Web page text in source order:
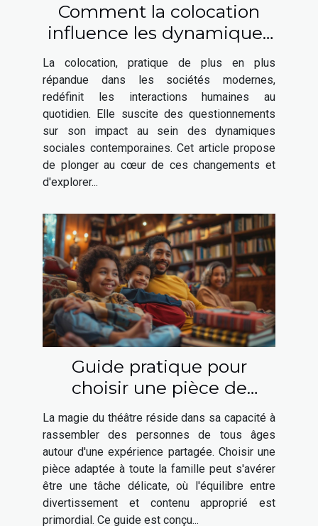
Comment la colocation
influence les dynamiques
sociales contemporaines
La colocation, pratique de plus en plus
répandue dans les sociétés modernes,
redéfinit les interactions humaines au
quotidien. Elle suscite des questionnements
sur son impact au sein des dynamiques
sociales contemporaines. Cet article propose
de plonger au cœur de ces changements et
d'explorer...
Guide pratique pour
choisir une pièce de
théâtre adaptée à toute la
famille
La magie du théâtre réside dans sa capacité à
rassembler des personnes de tous âges
autour d'une expérience partagée. Choisir une
pièce adaptée à toute la famille peut s'avérer
être une tâche délicate, où l'équilibre entre
divertissement et contenu approprié est
primordial. Ce guide est conçu...